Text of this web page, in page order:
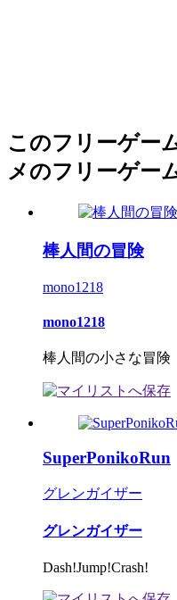
このフリーゲー
メのフリーゲー
棒人間の冒険
mono1218
mono1218
棒人間の小さな冒険
SuperPonikoRun
グレンガイザー
グレンガイザー
Dash!Jump!Crash!